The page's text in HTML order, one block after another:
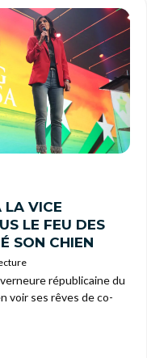
LA VICE
LE FEU DES
SON CHIEN
républicaine du
voir ses rêves de co-